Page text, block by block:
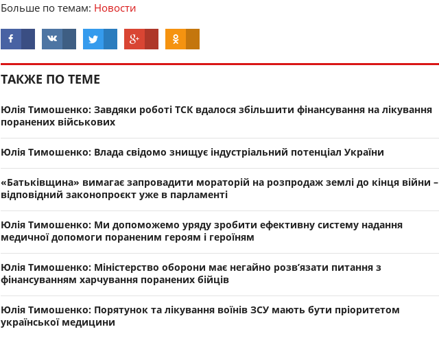
Больше по темам: Новости
ТАКЖЕ ПО ТЕМЕ
Юлія Тимошенко: Завдяки роботі ТСК вдалося збільшити фінансування на лікування
поранених військових
Юлія Тимошенко: Влада свідомо знищує індустріальний потенціал України
«Батьківщина» вимагає запровадити мораторій на розпродаж землі до кінця війни –
відповідний законопроєкт уже в парламенті
Юлія Тимошенко: Ми допоможемо уряду зробити ефективну систему надання
медичної допомоги пораненим героям і героїням
Юлія Тимошенко: Міністерство оборони має негайно розв’язати питання з
фінансуванням харчування поранених бійців
Юлія Тимошенко: Порятунок та лікування воїнів ЗСУ мають бути пріоритетом
української медицини